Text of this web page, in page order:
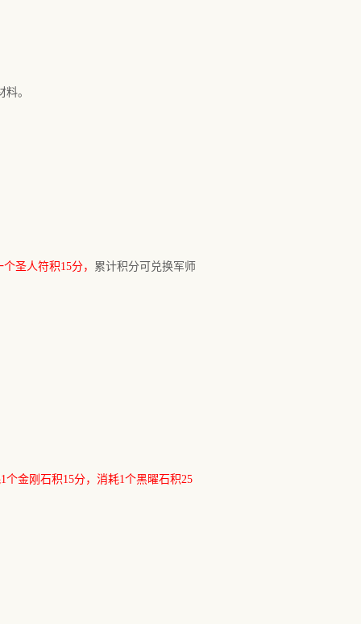
料。
圣人符积15分， 累计积分可兑换军师
1个金刚石积15分，消耗1个黑曜石积25